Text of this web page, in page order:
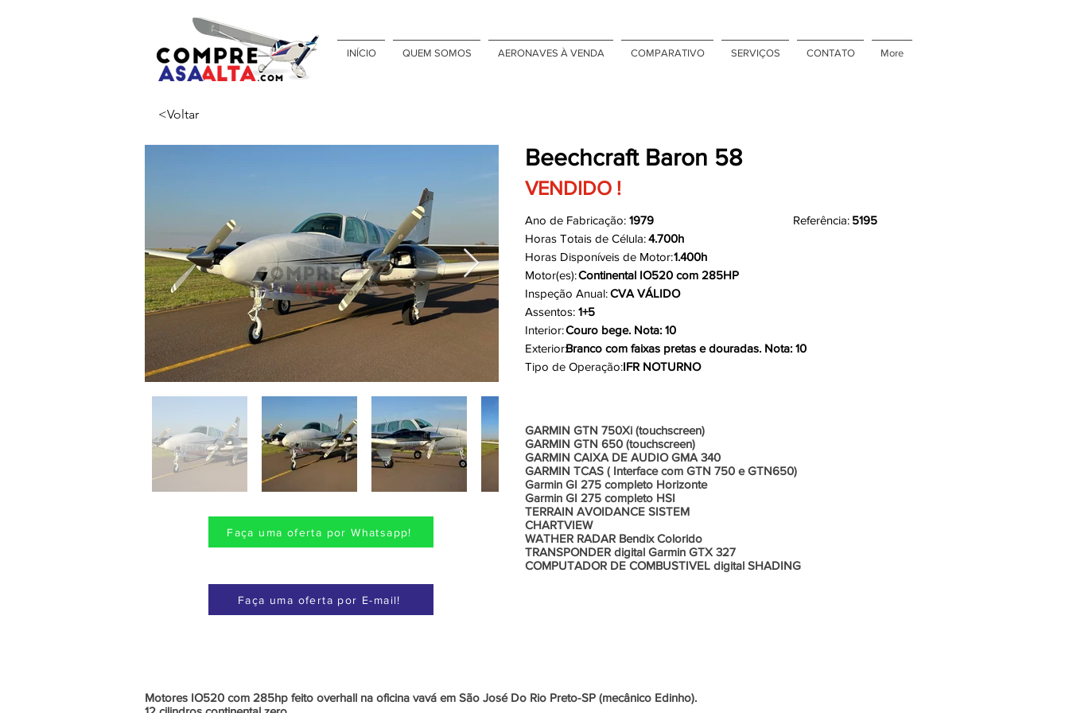
INÍCIO QUEM SOMOS AERONAVES À VENDA COMPARATIVO SERVIÇOS CONTATO More
<Voltar
Faça uma oferta por Whatsapp!
Beechcraft Baron 58
VENDIDO !
Ano de Fabricação: 1979 Referência: 5195
Horas Totais de Célula:4.700h
Horas Disponíveis de Motor:1.400h
Motor(es):Continental IO520 com 285HP
Inspeção Anual:CVA VÁLIDO
Assentos: 1+5
Interior:Couro bege. Nota: 10
Exterior:Branco com faixas pretas e douradas. Nota: 10
Tipo de Operação:IFR NOTURNO
GARMIN GTN 750Xi (touchscreen)
GARMIN GTN 650 (touchscreen)
GARMIN CAIXA DE AUDIO GMA 340
GARMIN TCAS ( Interface com GTN 750 e GTN650)
Garmin GI 275 completo Horizonte
Garmin GI 275 completo HSI
TERRAIN AVOIDANCE SISTEM
CHARTVIEW
WATHER RADAR Bendix Colorido
TRANSPONDER digital Garmin GTX 327
COMPUTADOR DE COMBUSTIVEL digital SHADING
Faça uma oferta por E-mail!
Motores IO520 com 285hp feito overhall na oficina vavá em São José Do Rio Preto-SP (mecânico Edinho).